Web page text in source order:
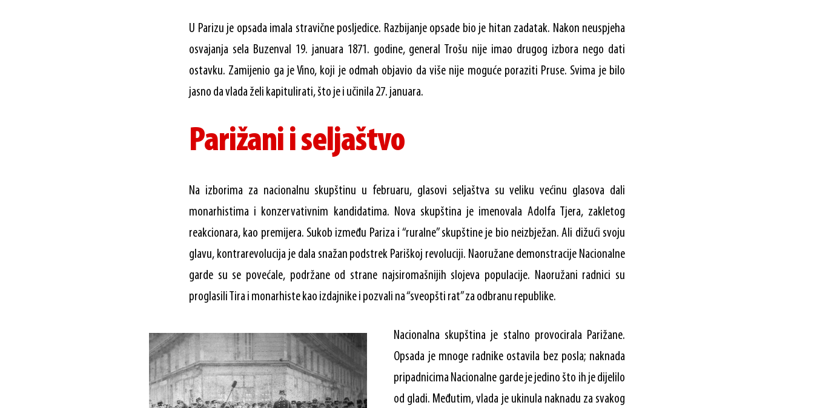
U Parizu je opsada imala stravične posljedice. Razbijanje opsade bio je hitan zadatak. Nakon neuspjeha
osvajanja sela Buzenval 19. januara 1871. godine, general Trošu nije imao drugog izbora nego dati
ostavku. Zamijenio ga je Vino, koji je odmah objavio da više nije moguće poraziti Pruse. Svima je bilo
jasno da vlada želi kapitulirati, što je i učinila 27. januara.
Parižani i seljaštvo
Na izborima za nacionalnu skupštinu u februaru, glasovi seljaštva su veliku većinu glasova dali
monarhistima i konzervativnim kandidatima. Nova skupština je imenovala Adolfa Tjera, zakletog
reakcionara, kao premijera. Sukob između Pariza i “ruralne” skupštine je bio neizbježan. Ali dižući svoju
glavu, kontrarevolucija je dala snažan podstrek Pariškoj revoluciji. Naoružane demonstracije Nacionalne
garde su se povećale, podržane od strane najsiromašnijih slojeva populacije. Naoružani radnici su
proglasili Tira i monarhiste kao izdajnike i pozvali na “sveopšti rat” za odbranu republike.
Nacionalna skupština je stalno provocirala Parižane.
Opsada je mnoge radnike ostavila bez posla; naknada
pripadnicima Nacionalne garde je jedino što ih je dijelilo
od gladi. Međutim, vlada je ukinula naknadu za svakog